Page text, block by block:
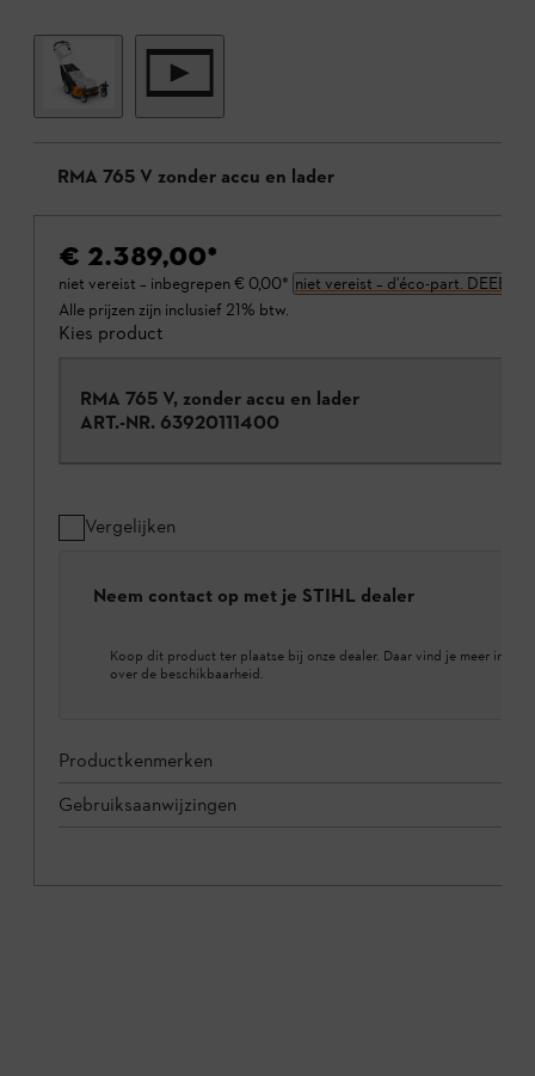
RMA 765 V zonder accu en lader
€ 2.389,00*
niet vereist – inbegrepen€ 0,00* niet vereist – d'éco-part. DEEE
Alle prijzen zijn inclusief 21% btw.
Kies product
RMA 765 V, zonder accu en lader
ART.-NR. 63920111400
Vergelijken
Neem contact op met je STIHL dealer
Koop dit product ter plaatse bij onze dealer. Daar vind je meer
over de beschikbaarheid.
Productkenmerken
Gebruiksaanwijzingen